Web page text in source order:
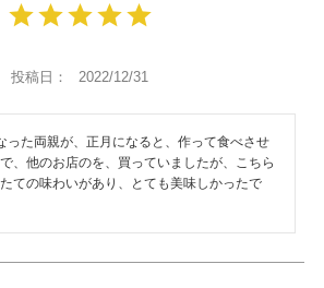
投稿日 2022/12/31
った両親が、正月になると、作って食べさせ
、他のお店のを、買っていましたが、こちら
ての味わいがあり、とても美味しかったで